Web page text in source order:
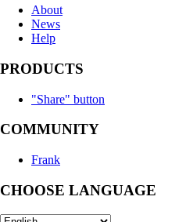
About
News
Help
PRODUCTS
"Share" button
COMMUNITY
Frank
CHOOSE LANGUAGE